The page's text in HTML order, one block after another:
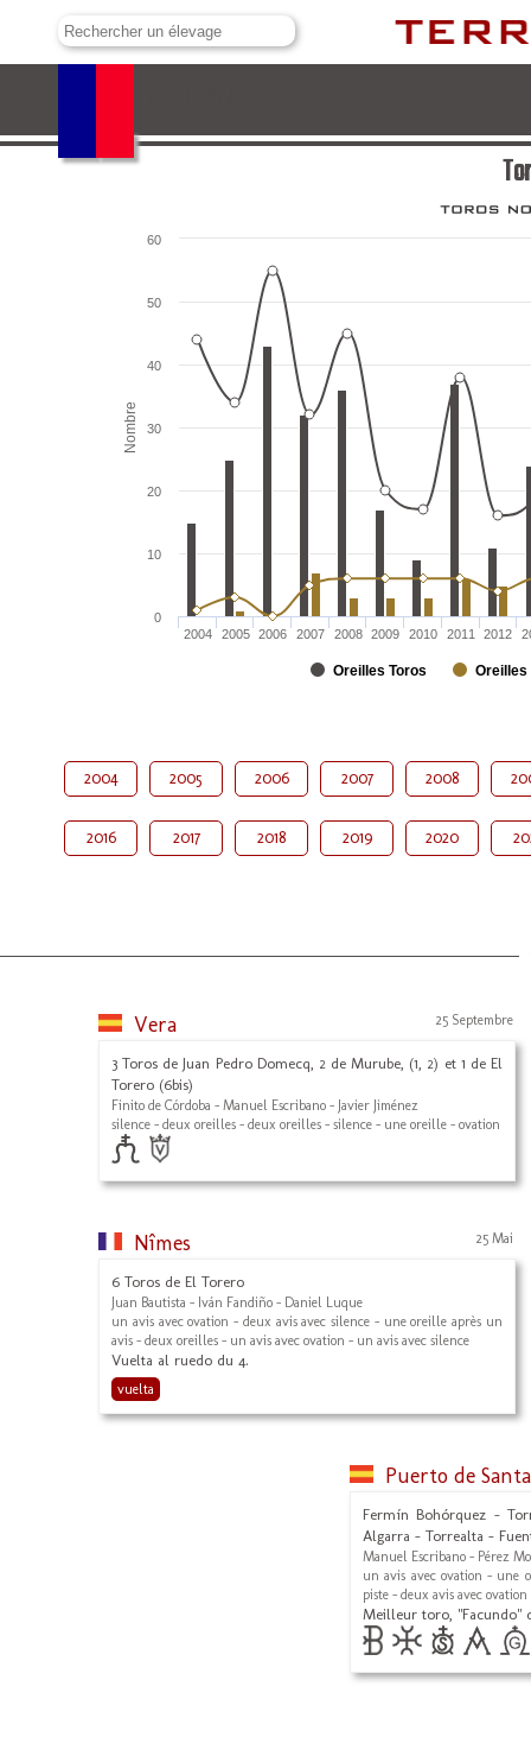
Nombre
Oreilles Toros Oreilles
2004 2005 2006 2007 2008 2009 2010 2011 2012
0
10
20
30
40
50
60
2004 2005 2006 2007 2008
2016 2017 2018 2019 2020
Vera 25 Septembre
3 Toros de Juan Pedro Domecq, 2 de Murube, (1, 2) et 1 de El
Torero (6bis)
Finito de Córdoba - Manuel Escribano - Javier Jiménez
silence - deux oreilles - deux oreilles - silence - une oreille - ovation
Nîmes 25 Mai
6 Toros de El Torero
Juan Bautista - Iván Fandiño - Daniel Luque
un avis avec ovation - deux avis avec silence - une oreille après un
avis - deux oreilles - un avis avec ovation - un avis avec silence
Vuelta al ruedo du 4.
vuelta
Puerto de
Fermín Bohórquez -
Algarra - Torrealta -
Manuel Escribano - Pérez
un avis avec ovation - une
piste - deux avis avec
Meilleur toro, "Facundo"